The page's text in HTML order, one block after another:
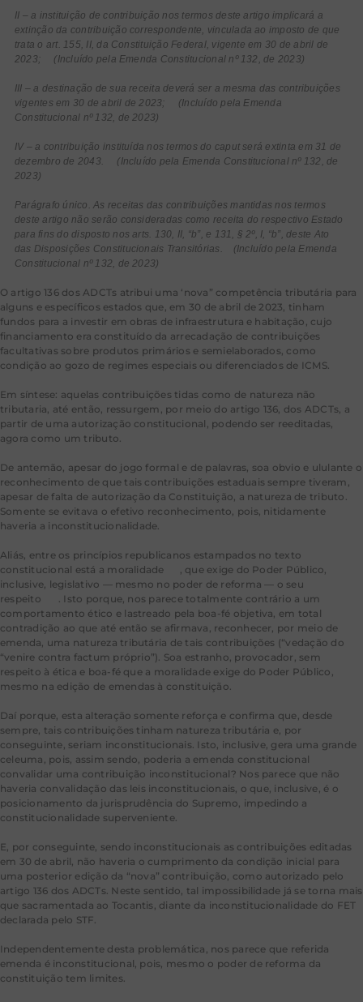
II – a instituição de contribuição nos termos deste artigo implicará a
extinção da contribuição correspondente, vinculada ao imposto de que
trata o art. 155, II, da Constituição Federal, vigente em 30 de abril de
2023; (Incluído pela Emenda Constitucional nº 132, de 2023)
III – a destinação de sua receita deverá ser a mesma das contribuições
vigentes em 30 de abril de 2023; (Incluído pela Emenda
Constitucional nº 132, de 2023)
IV – a contribuição instituída nos termos do caput será extinta em 31 de
dezembro de 2043. (Incluído pela Emenda Constitucional nº 132, de
2023)
Parágrafo único. As receitas das contribuições mantidas nos termos
deste artigo não serão consideradas como receita do respectivo Estado
para fins do disposto nos arts. 130, II, “b”, e 131, § 2º, I, “b”, deste Ato
das Disposições Constitucionais Transitórias. (Incluído pela Emenda
Constitucional nº 132, de 2023)
O artigo 136 dos ADCTs atribui uma ‘nova” competência tributária para
alguns e específicos estados que, em 30 de abril de 2023, tinham
fundos para a investir em obras de infraestrutura e habitação, cujo
financiamento era constituído da arrecadação de contribuições
facultativas sobre produtos primários e semielaborados, como
condição ao gozo de regimes especiais ou diferenciados de ICMS.
Em síntese: aquelas contribuições tidas como de natureza não
tributaria, até então, ressurgem, por meio do artigo 136, dos ADCTs, a
partir de uma autorização constitucional, podendo ser reeditadas,
agora como um tributo.
De antemão, apesar do jogo formal e de palavras, soa obvio e ululante o
reconhecimento de que tais contribuições estaduais sempre tiveram,
apesar de falta de autorização da Constituição, a natureza de tributo.
Somente se evitava o efetivo reconhecimento, pois, nitidamente
haveria a inconstitucionalidade.
Aliás, entre os princípios republicanos estampados no texto
constitucional está a moralidade
, que exige do Poder Público,
inclusive, legislativo — mesmo no poder de reforma — o seu
respeito
. Isto porque, nos parece totalmente contrário a um
comportamento ético e lastreado pela boa-fé objetiva, em total
contradição ao que até então se afirmava, reconhecer, por meio de
emenda, uma natureza tributária de tais contribuições (“vedação do
“venire contra factum próprio”). Soa estranho, provocador, sem
respeito à ética e boa-fé que a moralidade exige do Poder Público,
mesmo na edição de emendas à constituição.
Daí porque, esta alteração somente reforça e confirma que, desde
sempre, tais contribuições tinham natureza tributária e, por
conseguinte, seriam inconstitucionais. Isto, inclusive, gera uma grande
celeuma, pois, assim sendo, poderia a emenda constitucional
convalidar uma contribuição inconstitucional? Nos parece que não
haveria convalidação das leis inconstitucionais, o que, inclusive, é o
posicionamento da jurisprudência do Supremo, impedindo a
constitucionalidade superveniente.
E, por conseguinte, sendo inconstitucionais as contribuições editadas
em 30 de abril, não haveria o cumprimento da condição inicial para
uma posterior edição da “nova” contribuição, como autorizado pelo
artigo 136 dos ADCTs. Neste sentido, tal impossibilidade já se torna mais
que sacramentada ao Tocantis, diante da inconstitucionalidade do FET
declarada pelo STF.
Independentemente desta problemática, nos parece que referida
emenda é inconstitucional, pois, mesmo o poder de reforma da
constituição tem limites.